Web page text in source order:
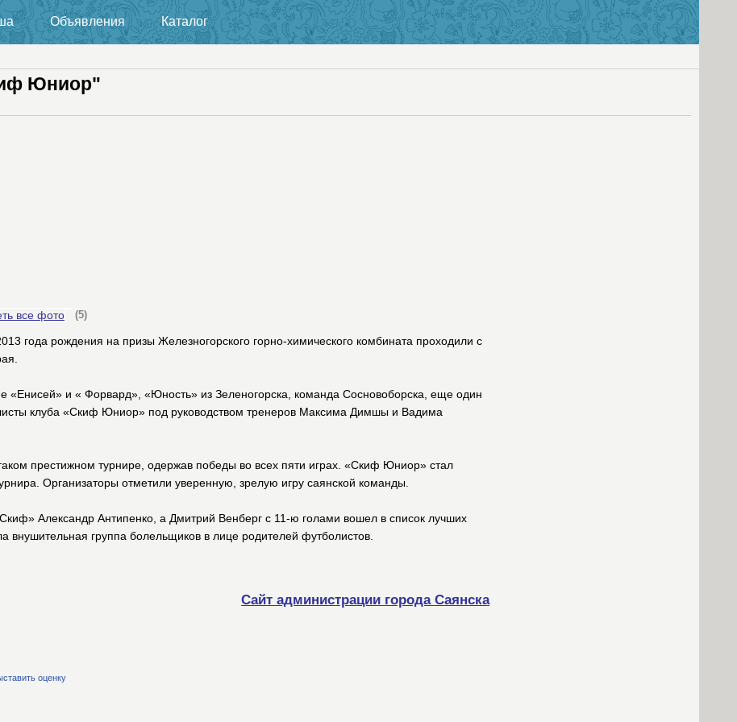
Объявления Каталог
Юниор"
все фото (5)
года рождения на призы Железногорского горно-химического комбината проходили с
«Енисей» и « Форвард», «Юность» из Зеленогорска, команда Сосновоборска, еще один
клуба «Скиф Юниор» под руководством тренеров Максима Димшы и Вадима
престижном турнире, одержав победы во всех пяти играх. «Скиф Юниор» стал
Организаторы отметили уверенную, зрелую игру саянской команды.
Александр Антипенко, а Дмитрий Венберг с 11-ю голами вошел в список лучших
группа болельщиков в лице родителей футболистов.
Сайт администрации города Саянска
оценку